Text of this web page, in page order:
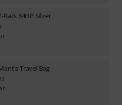
Rails 84HP Silver
Travel Bag
12